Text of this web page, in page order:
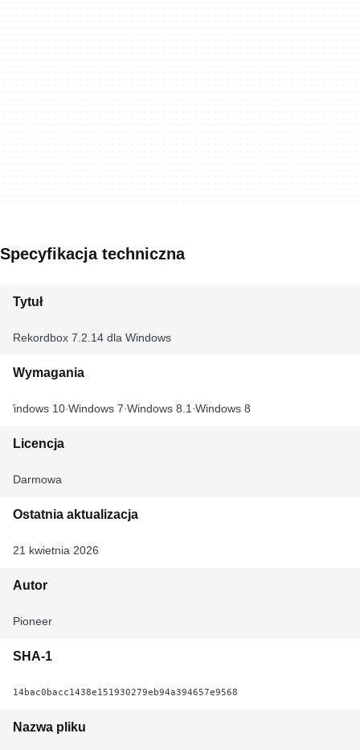
Specyfikacja techniczna
Tytuł
Rekordbox 7.2.14 dla Windows
Wymagania
Windows 10 Windows 7 Windows 8.1 Windows 8
Licencja
Darmowa
Ostatnia aktualizacja
21 kwietnia 2026
Autor
Pioneer
SHA-1
14bac0bacc1438e151930279eb94a394657e9568
Nazwa pliku